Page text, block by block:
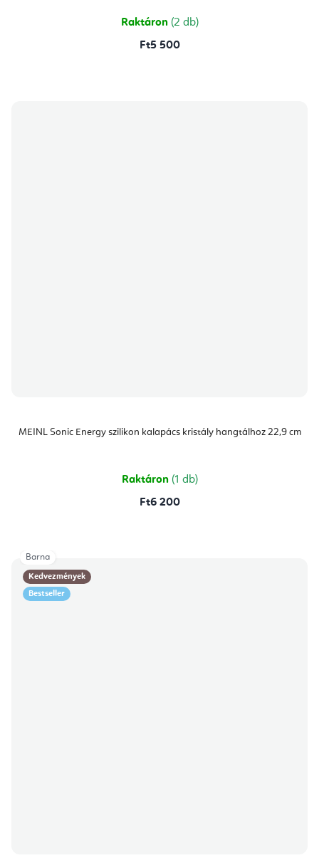
Raktáron (2 db)
Ft5 500
MEINL Sonic Energy szilikon kalapács kristály hangtálhoz 22,9 cm
Raktáron (1 db)
Ft6 200
Kedvezmények
Bestseller
Barna